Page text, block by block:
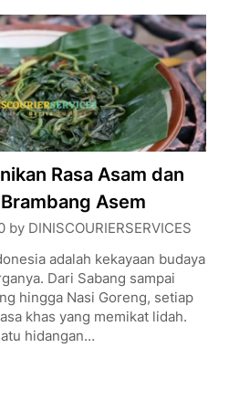
Rasa Asam dan
Asem
by DINISCOURIERSERVICES
adalah kekayaan budaya
Dari Sabang sampai
hingga Nasi Goreng, setiap
khas yang memikat lidah.
hidangan…